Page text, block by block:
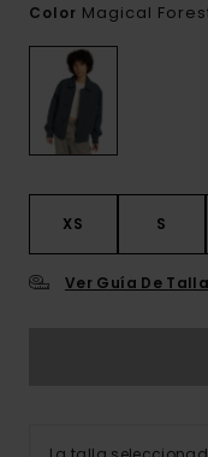
Color Magical
XS S
Ver Guía De